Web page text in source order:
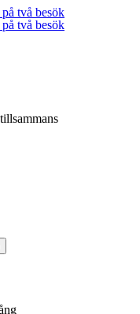
två besök
två besök